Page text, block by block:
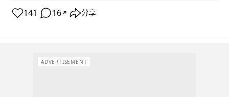
141 16 ↗ 分享
ADVERTISEMENT